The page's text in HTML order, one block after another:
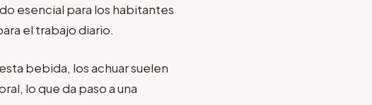
esencial para los habitantes
el trabajo diario.
bebida, los achuar suelen
lo que da paso a una